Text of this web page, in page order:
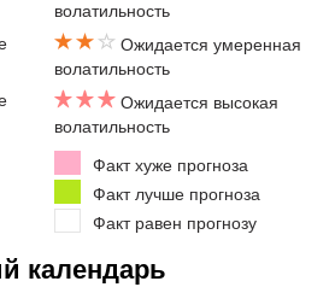
волатильность
Ожидается умеренная
волатильность
Ожидается высокая
волатильность
Факт хуже прогноза
Факт лучше прогноза
Факт равен прогнозу
календарь